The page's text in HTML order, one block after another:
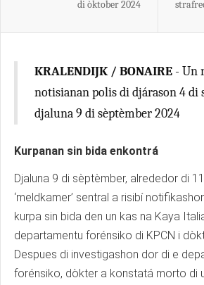
di òktober 2024
KRALENDIJK / BONAIRE - Un
notisianan polis di djárason 4 di
djaluna 9 di sèptèmber 2024
Kurpanan sin bida enkontrá
Djaluna 9 di sèptèmber, alrededor di
‘meldkamer’ sentral a risibí
kurpa sin bida den un kas na Kaya
departamentu forénsiko di KPCN i
Despues di investigashon dor di e
forénsiko, dòkter a konstatá morto di